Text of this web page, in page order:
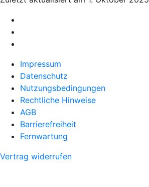
Impressum
Datenschutz
Nutzungsbedingungen
Rechtliche Hinweise
AGB
Barrierefreiheit
Fernwartung
Vertrag widerrufen